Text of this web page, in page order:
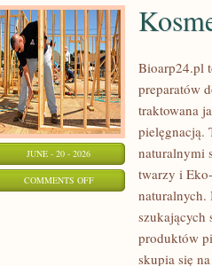
JUNE - 20 - 2026
COMMENTS OFFON
KOSMETYKI
Bioarp24.pl
preparatów
traktowana
pielęgnacją.
naturalnymi
twarzy i
naturalnych.
szukających
produktów
skupia się